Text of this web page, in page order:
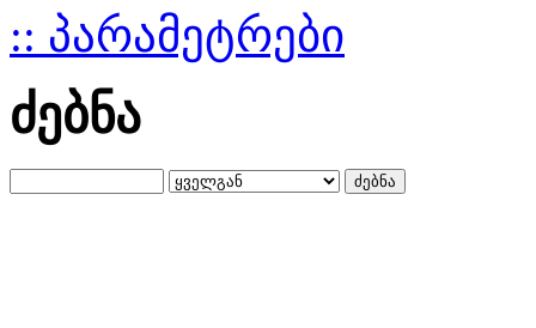
:: პარამეტრები
ძებნა